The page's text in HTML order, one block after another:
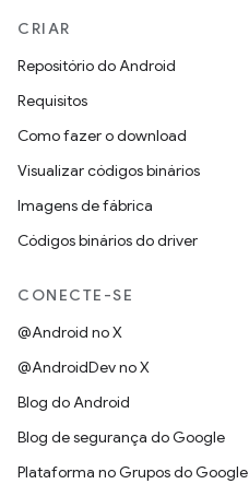
CRIAR
Repositório do Android
Requisitos
Como fazer o download
Visualizar códigos binários
Imagens de fábrica
Códigos binários do driver
CONECTE-SE
@Android no X
@AndroidDev no X
Blog do Android
Blog de segurança do Google
Plataforma no Grupos do Google